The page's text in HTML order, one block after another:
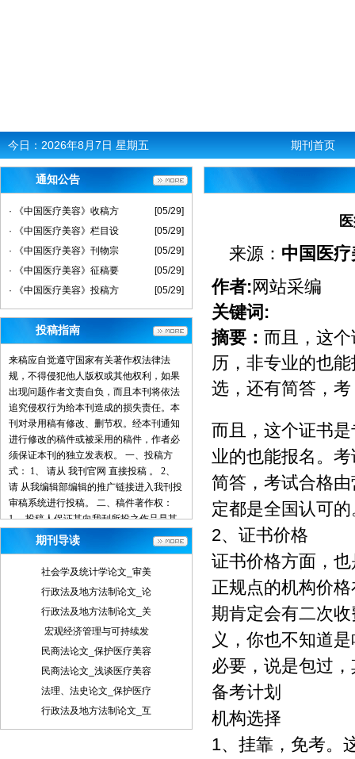
今日： 2026年8月7日 星期五 期刊首页
通知公告
· 《中国医疗美容》收稿方
[05/29]
· 《中国医疗美容》栏目设
[05/29]
· 《中国医疗美容》刊物宗
[05/29]
· 《中国医疗美容》征稿要
[05/29]
· 《中国医疗美容》投稿方
[05/29]
投稿指南
来稿应自觉遵守国家有关著作权法律法
规，不得侵犯他人版权或其他权利，如果
出现问题作者文责自负，而且本刊将依法
追究侵权行为给本刊造成的损失责任。本
刊对录用稿有修改、删节权。经本刊通知
进行修改的稿件或被采用的稿件，作者必
须保证本刊的独立发表权。 一、投稿方
式： 1、 请从 我刊官网 直接投稿 。 2、
请 从我编辑部编辑的推广链接进入我刊投
审稿系统进行投稿。 二、稿件著作权：
1、 投稿人保证其向我刊所投之作品是其
本人或与他人合作创作之成果，或对所投
品提出可成立之权利主张。 2、 投稿人保
发表。 3、 投稿人保证其作品不含有违反
宪法、法律及损害社会公共利益之内容。
4、 投稿人向我刊所投之作品不得同时向
第三方投送，即不允许一稿多投。 5、 投
包括但不限于：通过网络向公众传播、复
制、摘编、表演、播放、展览、发行、摄
制电影、电视、录像制品、录制录音制
期刊导读
社会学及统计学论文_审美
行政法及地方法制论文_论
行政法及地方法制论文_关
宏观经济管理与可持续发
民商法论文_保护医疗美容
民商法论文_浅谈医疗美容
法理、法史论文_保护医疗
行政法及地方法制论文_互
来源： 中国医
作者:网站采编
关键词:
摘要： 而且，这
历，非专业的也
选，还有简答，考
而且，这个证书
业的也能报名。
简答，考试合格
定都是全国认可的
2、证书价格
证书价格方面，
正规点的机构价
期肯定会有二次
义，你也不知道
必要，说是包过
备考计划
机构选择
1、挂靠，免考。